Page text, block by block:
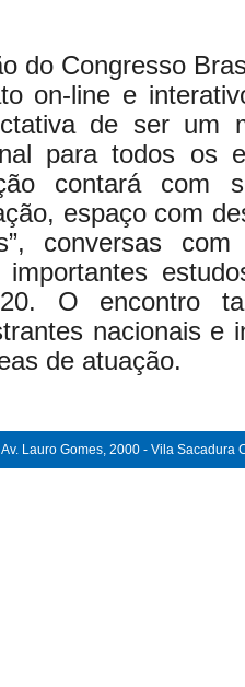
do Congresso
on-line e
de ser um
para todos os
contará com
espaço com
conversas com
O encontro
nacionais e
de atuação.
Lauro Gomes, 2000 - Vila